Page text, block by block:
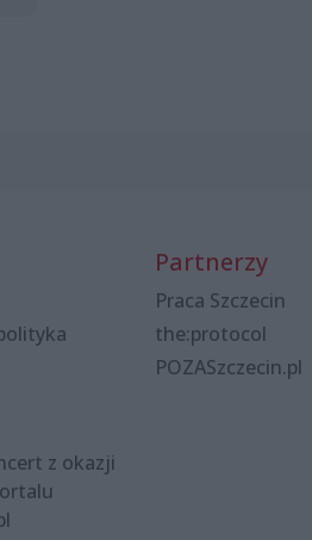
z okazji
Partnerzy
Praca Szczecin
the:protocol
POZASzczecin.pl